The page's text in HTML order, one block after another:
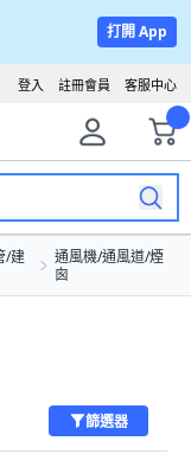
打開 App
客服中心
註冊會員
登入
/建
通風機/通風道/煙
囪
篩選器